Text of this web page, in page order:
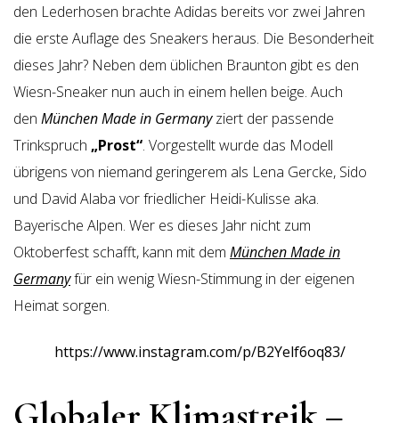
den Lederhosen brachte Adidas bereits vor zwei Jahren
die erste Auflage des Sneakers heraus. Die Besonderheit
dieses Jahr? Neben dem üblichen Braunton gibt es den
Wiesn-Sneaker nun auch in einem hellen beige. Auch
den München Made in Germanyziert der passende
Trinkspruch „Prost“. Vorgestellt wurde das Modell
übrigens von niemand geringerem als Lena Gercke, Sido
und David Alaba vor friedlicher Heidi-Kulisse aka.
Bayerische Alpen. Wer es dieses Jahr nicht zum
Oktoberfest schafft, kann mit dem München Made in
Germanyfür ein wenig Wiesn-Stimmung in der eigenen
Heimat sorgen.
https://www.instagram.com/p/B2Yelf6oq83/